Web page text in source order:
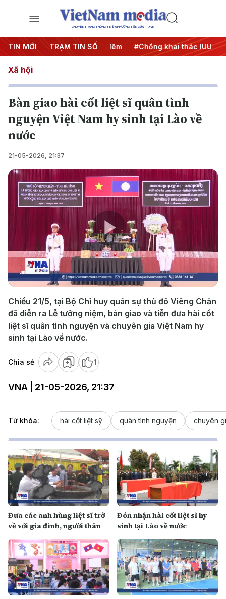
CHUYÊN TRANG THÔNG TIN ĐA PHƯƠNG TIỆN CỦA TTXVN
TIN MỚI TRẠM TIN SỐ
#Chiến dịch 500 ngày đêm #Chống khai thác IUU
Xã hội
Bàn giao hài cốt liệt sĩ quân tình
nguyện Việt Nam hy sinh tại Lào về
nước
21-05-2026, 21:37
Play
Video
Chiều 21/5, tại Bộ Chỉ huy quân sự thủ đô Viêng Chăn
đã diễn ra Lễ tưởng niệm, bàn giao và tiễn đưa hài cốt
liệt sĩ quân tình nguyện và chuyên gia Việt Nam hy
sinh tại Lào về nước.
Chia sẻ 1
VNA | 21-05-2026, 21:37
Từ khóa: hài cốt liệt sỹ quân tình nguyện chuyên
Đưa các anh hùng liệt sĩ trở
về với gia đình, người thân
Đón nhận hài cốt liệt sĩ hy
sinh tại Lào về nước